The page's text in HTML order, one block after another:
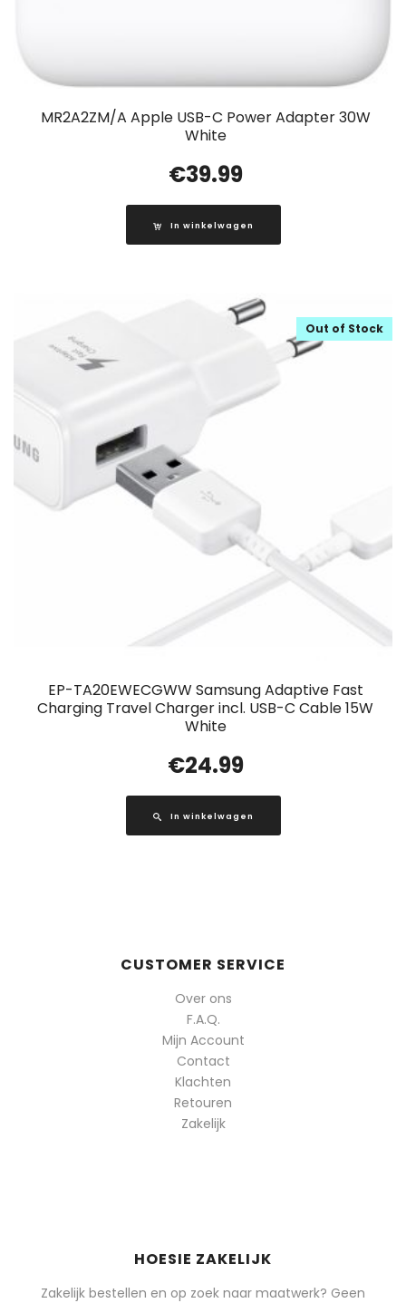
MR2A2ZM/A Apple USB-C Power Adapter 30W
White
€39.99
In winkelwagen
EP-TA20EWECGWW Samsung Adaptive Fast
Charging Travel Charger incl. USB-C Cable 15W
White
Out of Stock
€24.99
In winkelwagen
CUSTOMER SERVICE
Over ons
F.A.Q.
Mijn Account
Contact
Klachten
Retouren
Zakelijk
HOESIE ZAKELIJK
Zakelijk bestellen en op zoek naar maatwerk? Geen